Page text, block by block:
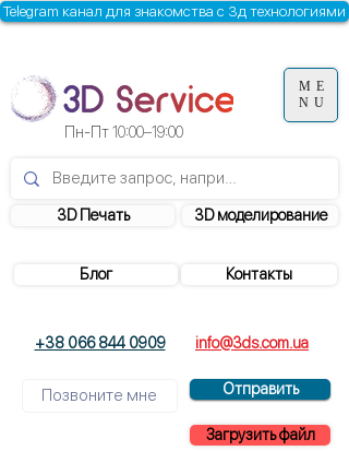
3D моделирование
Контакты
3D Печать
+38 066 844 0909 info@3ds.com.ua
Отправить
Загрузить файл
Блог
Пн-Пт10:00–19:00
Telegram канал для знакомства с 3д технологиями
ME
NU